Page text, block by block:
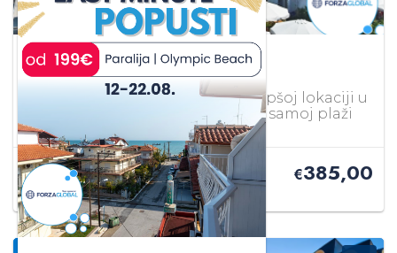
Hotel Mare
Sarimsakli
Hotel Mare 3* – se nalazi na najlepšoj lokaciji u
centralnom delu Sarimsaklija na samoj plaži
odmah do hotela Buyuk Berk.
PO OSOBI ZA 10 DANA OD €385,00